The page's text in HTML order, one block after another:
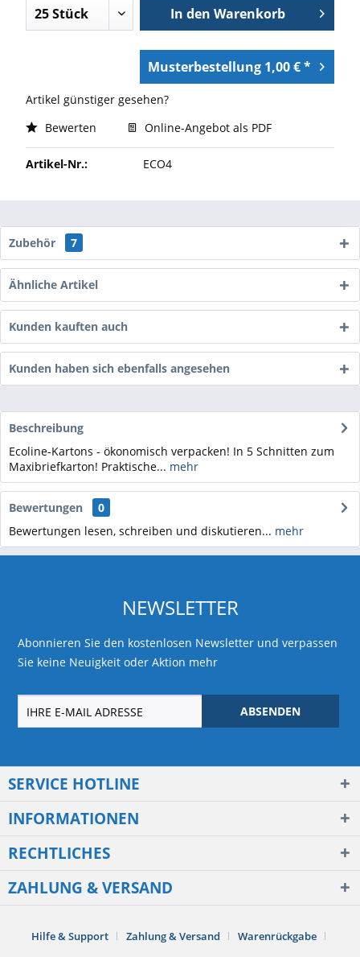
In den Warenkorb
Musterbestellung 1,00 € *
Artikel günstiger gesehen?
Bewerten
Online-Angebot als PDF
Artikel-Nr.: ECO4
Zubehör 7
Ähnliche Artikel
Kunden kauften auch
Kunden haben sich ebenfalls angesehen
Beschreibung
Ecoline-Kartons - ökonomisch verpacken! In 5 Schnitten zum
Maxibriefkarton! Praktische... mehr
Bewertungen
0
Bewertungen lesen, schreiben und diskutieren... mehr
NEWSLETTER
Abonnieren Sie den kostenlosen Newsletter und verpassen
Sie keine Neuigkeit oder Aktion mehr
ABSENDEN
SERVICE HOTLINE
INFORMATIONEN
RECHTLICHES
ZAHLUNG & VERSAND
Hilfe & Support Zahlung & Versand
Warenrückgabe